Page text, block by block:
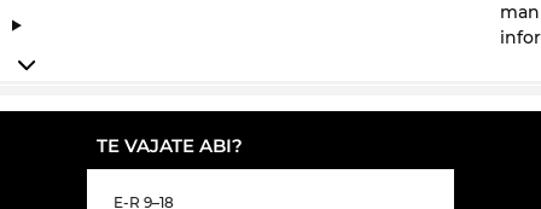
TE VAJATE ABI?
E-R 9–18